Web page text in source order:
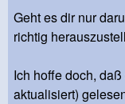
Geht es dir nur
richtig
Ich hoffe doch,
aktualisiert)